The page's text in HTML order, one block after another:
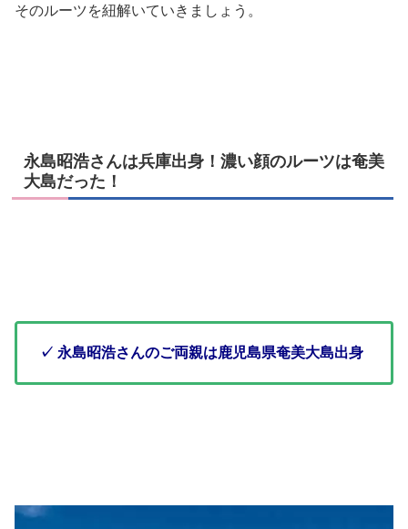
そのルーツを紐解いていきましょう。
永島昭浩さんは兵庫出身！濃い顔のルーツは奄美
大島だった！
✓ 永島昭浩さんのご両親は鹿児島県奄美大島出身